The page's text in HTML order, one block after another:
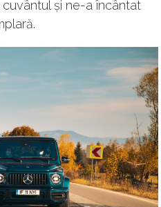
și ne-a încântat